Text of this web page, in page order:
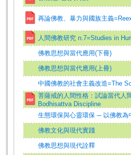
再論佛教、暴力與國族主義
人間佛教研究 n.7=Studies in
佛教思想與當代應用(下冊)
佛教思想與當代應用(上冊)
中國佛教的社會主義改造=The
菩薩戒的人間性格：試論當代人
Bodhisattva Discipline
生態環保與心靈環保 ─ 以佛教為
佛教文化與現代實踐
佛教思想與現代詮釋